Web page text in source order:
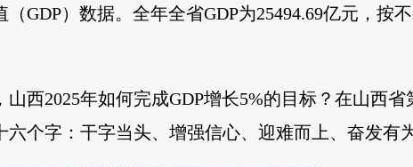
GDP）数据。全年全省GDP为25494.69亿元，按
西2025年如何完成GDP增长5%的目标？在山西
个字：干字当头、增强信心、迎难而上、奋发有为